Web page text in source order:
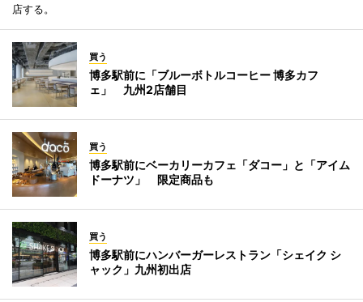
店する。
買う
博多駅前に「ブルーボトルコーヒー 博多カフ
ェ」 九州2店舗目
買う
博多駅前にベーカリーカフェ「ダコー」と「アイム
ドーナツ」 限定商品も
買う
博多駅前にハンバーガーレストラン「シェイク シ
ャック」九州初出店